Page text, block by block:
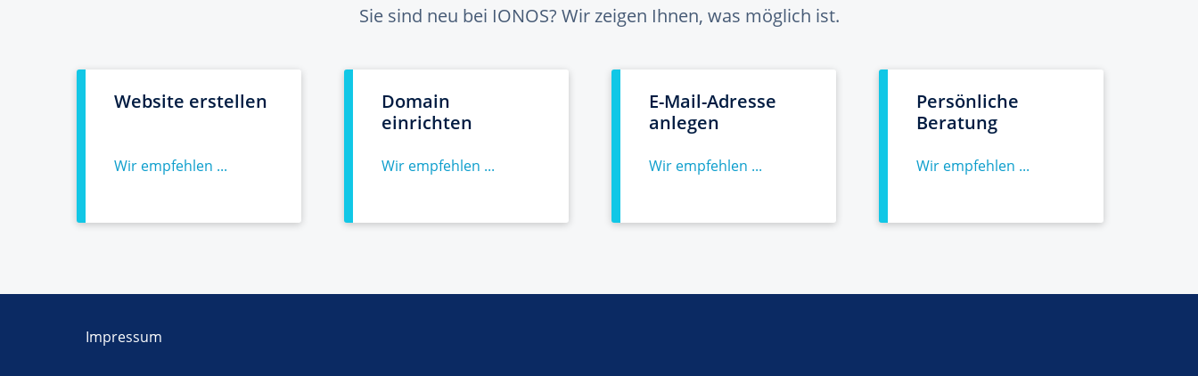
Sie sind neu bei IONOS? Wir zeigen Ihnen, was möglich ist.
Website erstellen
Wir empfehlen ...
Domain
einrichten
Wir empfehlen ...
E-Mail-Adresse
anlegen
Wir empfehlen ...
Persönliche
Beratung
Wir empfehlen ...
Impressum